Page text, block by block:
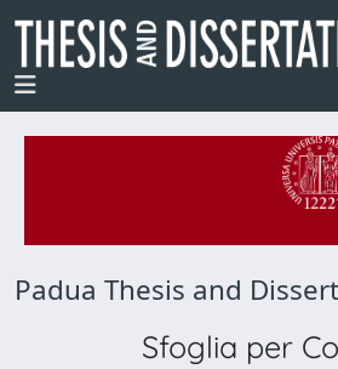
Padua Thesis and
Sfoglia per